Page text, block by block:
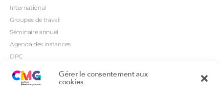
Gérer le consentement aux
cookies
International
Groupes de travail
Séminaire annuel
Agenda des instances
DPC
Orientations prioritaires